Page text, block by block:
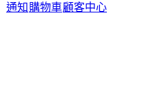
通知 購物車顧客中心